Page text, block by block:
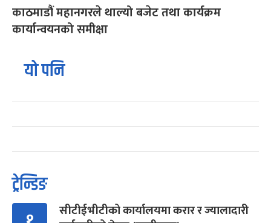
काठमाडौं महानगरले थाल्यो बजेट तथा कार्यक्रम
कार्यान्वयनको समीक्षा
यो पनि
ट्रेन्डिङ
सीटीईभीटीको कार्यालयमा करार र ज्यालादारी